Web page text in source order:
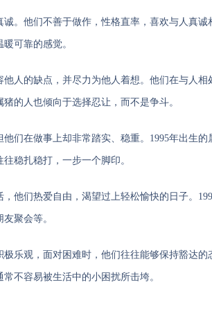
诚。他们不善于做作，性格直率，喜欢与人真诚
可靠的感觉。
他人的缺点，并尽力为他人着想。他们在与人
的人也倾向于选择忍让，而不是争斗。
他们在做事上却非常踏实、稳重。1995年出生
稳扎稳打，一步一个脚印。
，他们热爱自由，渴望过上轻松愉快的日子。
聚会等。
极乐观，面对困难时，他们往往能够保持豁达
不容易被生活中的小困扰所击垮。